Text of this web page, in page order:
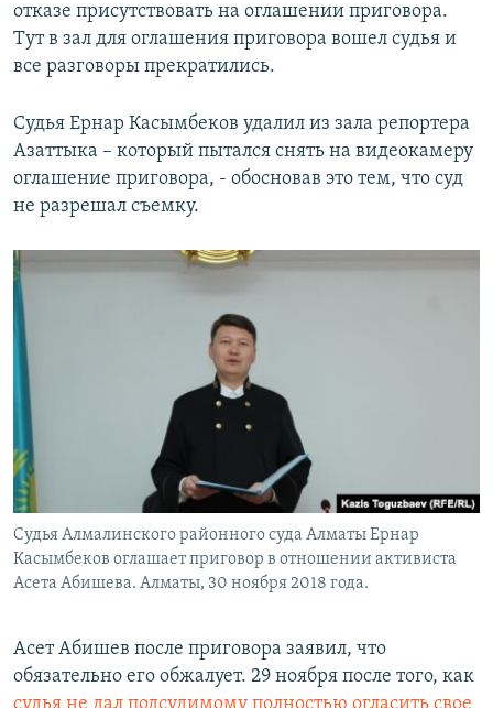
отказе присутствовать на оглашении приговора.
Тут в зал для оглашения приговора вошел судья и
все разговоры прекратились.
Судья Ернар Касымбеков удалил из зала репортера
Азаттыка – который пытался снять на видеокамеру
оглашение приговора, - обосновав это тем, что суд
не разрешал съемку.
Судья Алмалинского районного суда Алматы Ернар
Касымбеков оглашает приговор в отношении активиста
Асета Абишева. Алматы, 30 ноября 2018 года.
Асет Абишев после приговора заявил, что
обязательно его обжалует. 29 ноября после того, как